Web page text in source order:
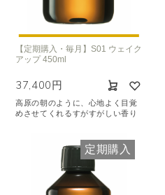
【定期購入・毎月】S01 ウェイク
アップ 450ml
37,400円
高原の朝のように、心地よく目覚
めさせてくれるすがすがしい香り
定期購入